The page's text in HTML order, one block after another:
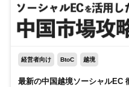
経営者向け BtoC 越境
最新の中国越境ソーシャルEC